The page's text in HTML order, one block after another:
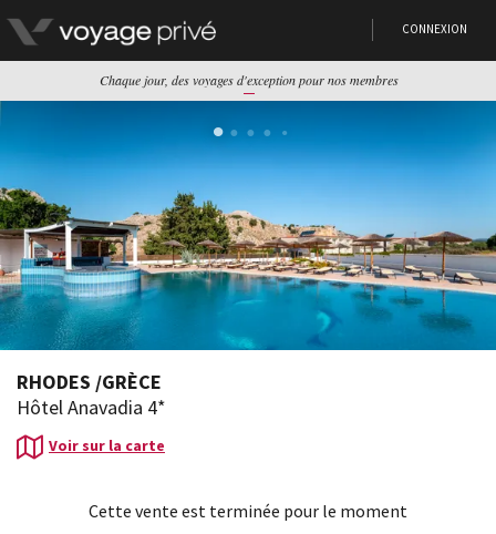
CONNEXION
Chaque jour, des voyages d'exception pour nos membres
Cette vente est terminée pour le moment
RHODES /GRÈCE
Hôtel Anavadia 4*
Voir sur la carte